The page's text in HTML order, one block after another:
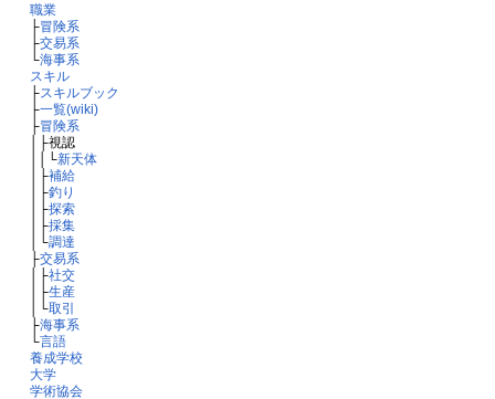
職業
├冒険系
├交易系
└海事系
スキル
├スキルブック
├一覧(wiki)
├冒険系
│├視認
││└新天体
│├補給
│├釣り
│├探索
│├採集
│└調達
├交易系
│├社交
│├生産
│└取引
├海事系
└言語
養成学校
大学
学術協会